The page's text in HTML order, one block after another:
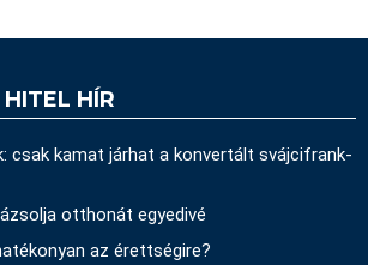
HÍR
csak kamat járhat a konvertált svájcifrank-
otthonát egyedivé
az érettségire?